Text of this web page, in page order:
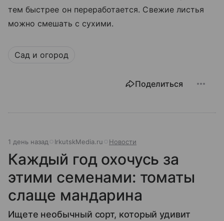
тем быстрее он переработается. Свежие листья
можно смешать с сухими.
Сад и огород
Поделиться
1 день назад IrkutskMedia.ru Новости
Каждый год охочусь за
этими семенами: томаты
слаще мандарина
Ищете необычный сорт, который удивит